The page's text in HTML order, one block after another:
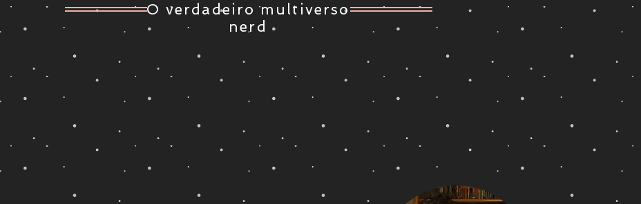
O verdadeiro multiverso
nerd